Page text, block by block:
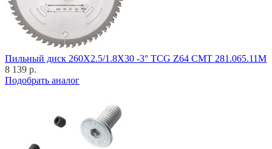
Пильный диск 260X2.5/1.8X30 -3° TCG Z64 CMT 281.065.11M
8 139 р.
Подобрать аналог